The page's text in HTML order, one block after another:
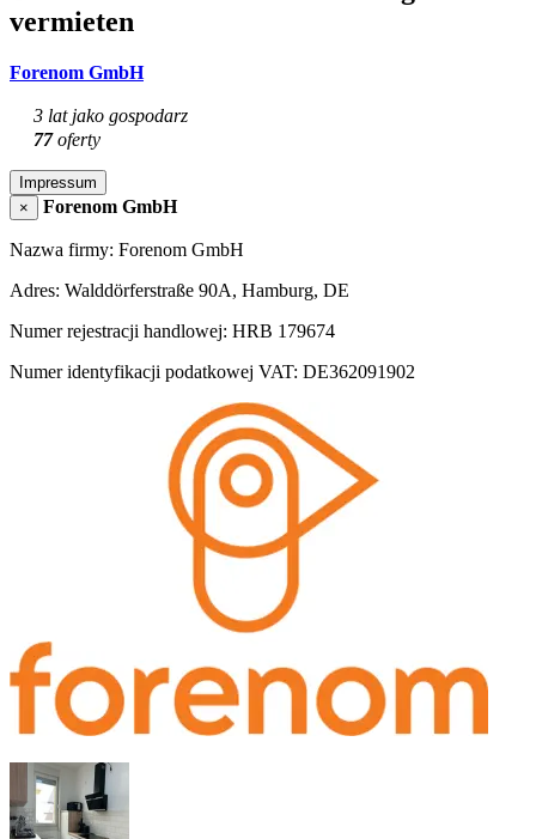
vermieten
Forenom GmbH
3 lat jako gospodarz
77oferty
Impressum
×
Forenom GmbH
Nazwa firmy: Forenom GmbH
Adres: Walddörferstraße 90A, Hamburg, DE
Numer rejestracji handlowej: HRB 179674
Numer identyfikacji podatkowej VAT: DE362091902